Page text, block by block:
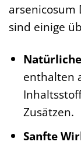
arsenicosum
sind einige
enthalten
Zusätzen.
Sanfte